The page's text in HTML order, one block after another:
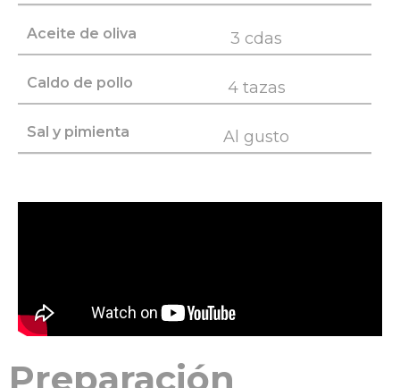
Aceite de oliva 3 cdas
Caldo de pollo 4 tazas
Sal y pimienta Al gusto
Preparación